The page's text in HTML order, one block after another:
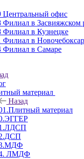
Центральный офис
Филиал в Засвияжском
Филиал в Кузнецке
Филиал в
Филиал в Самаре
материал
Назад
материал
ЛМДФ